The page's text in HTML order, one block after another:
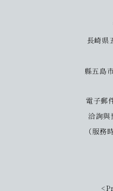
長崎県
縣五島
電子郵
洽詢
（服務